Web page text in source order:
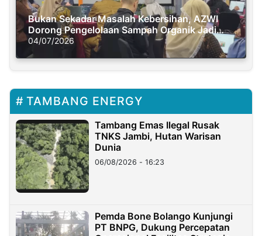
Bukan Sekadar Masalah Kebersihan, AZWI
Dorong Pengelolaan Sampah Organik Jadi
Solusi Krisis Iklim
04/07/2026
TAMBANG ENERGY
Tambang Emas Ilegal Rusak
TNKS Jambi, Hutan Warisan
Dunia
06/08/2026 - 16:23
Pemda Bone Bolango Kunjungi
PT BNPG, Dukung Percepatan